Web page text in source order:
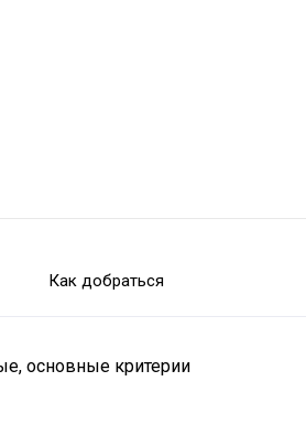
Как добраться
основные критерии